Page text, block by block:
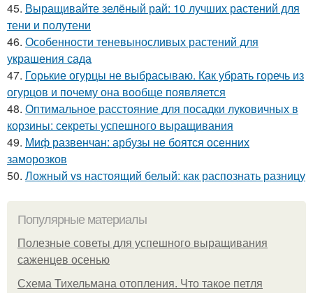
45. Выращивайте зелёный рай: 10 лучших растений для
тени и полутени
46. Особенности теневыносливых растений для
украшения сада
47. Горькие огурцы не выбрасываю. Как убрать горечь из
огурцов и почему она вообще появляется
48. Оптимальное расстояние для посадки луковичных в
корзины: секреты успешного выращивания
49. Миф развенчан: арбузы не боятся осенних
заморозков
50. Ложный vs настоящий белый: как распознать разницу
Популярные материалы
Полезные советы для успешного выращивания
саженцев осенью
Схема Тихельмана отопления. Что такое петля